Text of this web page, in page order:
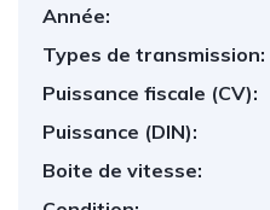
Année:
Types de transmission:
Puissance fiscale (CV):
Puissance (DIN):
Boite de vitesse: